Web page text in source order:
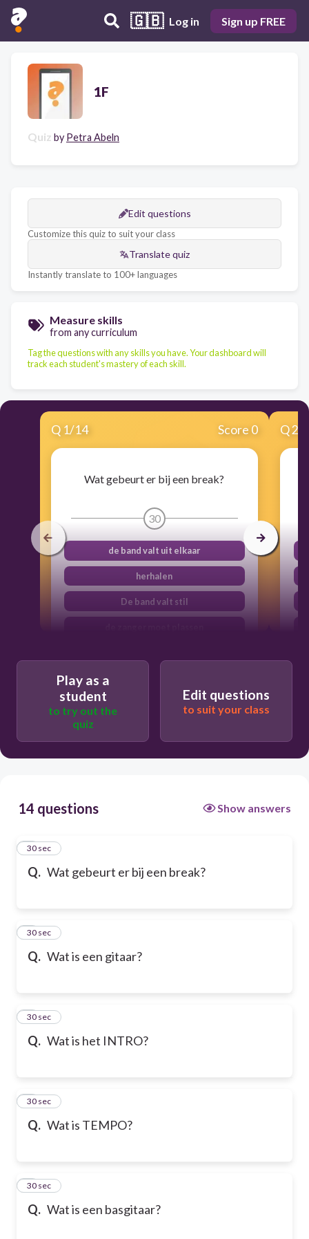
🇬🇧 Log in Sign up FREE
1F
Quiz by Petra Abeln
Edit questions
Customize this quiz to suit your class
Translate quiz
Instantly translate to 100+ languages
Measure skills
from any curriculum
Tag the questions with any skills you have. Your dashboard will
track each student's mastery of each skill.
Q 1/14 Score 0
Wat gebeurt er bij een break?
30
de band valt uit elkaar
herhalen
De band valt stil
Q2
Play as a
student
to try out the
quiz
Edit questions
to suit your class
14 questions Show answers
Q. Wat gebeurt er bij een break?
1
30 sec
Q. Wat is een gitaar?
2
30 sec
Q. Wat is het INTRO?
3
30 sec
Q. Wat is TEMPO?
4
30 sec
Q. Wat is een basgitaar?
5
30 sec